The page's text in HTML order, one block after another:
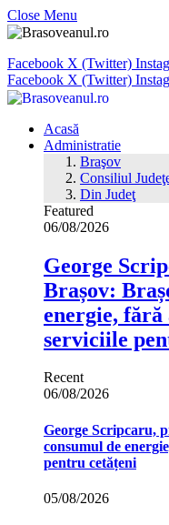
Close Menu
Facebook X (Twitter)
Facebook X (Twitter)
Acasă
Administratie
Braşov
Consiliul
Din Judeţ
Featured
06/08/2026
George
Brașov:
energie, fără
serviciile
Recent
06/08/2026
George Scripcaru,
consumul de
pentru cetățeni
05/08/2026